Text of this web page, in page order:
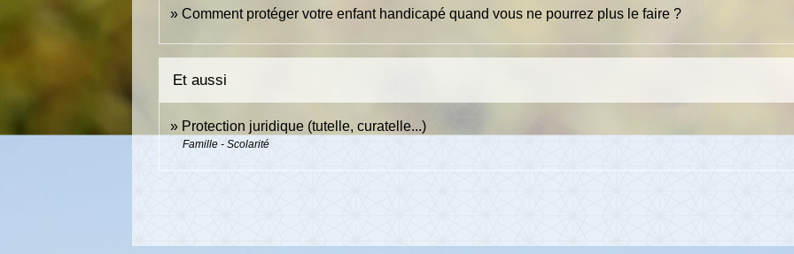
Comment protéger votre enfant handicapé quand vous ne pourrez plus le faire ?
Et aussi
Protection juridique (tutelle, curatelle...)
Famille - Scolarité